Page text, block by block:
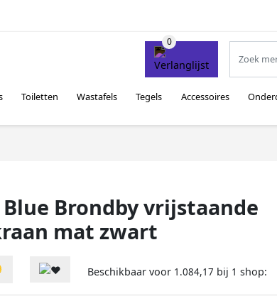
Toiletten Wastafels Tegels Accessoires
Brondby vrijstaande
mat zwart
Beschikbaar voor 1.084,17 bij 1 shop: